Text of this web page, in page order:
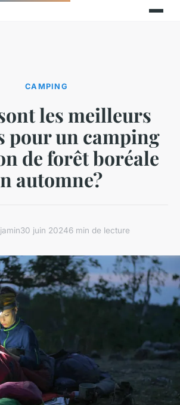
CAMPING
les meilleurs
pour un camping
de forêt boréale
automne?
30 juin 20246 min de lecture